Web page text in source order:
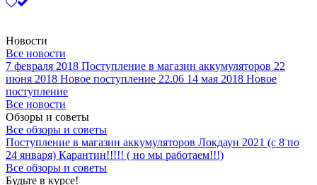
Новости
Все новости
7 февраля 2018 Поступление в магазин аккумуляторов 22
июня 2018 Новое поступление 22.06 14 мая 2018 Новое
поступление
Все новости
Обзоры и советы
Все обзоры и советы
Поступление в магазин аккумуляторов Локдаун 2021 (с 8 по
24 января) Карантин!!!!! ( но мы работаем!!!)
Все обзоры и советы
Будьте в курсе!